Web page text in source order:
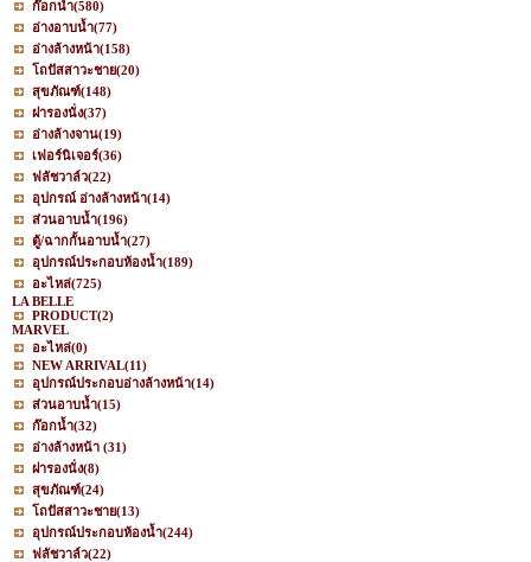
ก๊อกน้ำ(580)
อ่างอาบน้ำ(77)
อ่างล้างหน้า(158)
โถปัสสาวะชาย(20)
สุขภัณฑ์(148)
ฝารองนั่ง(37)
อ่างล้างจาน(19)
เฟอร์นิเจอร์(36)
ฟลัชวาล์ว(22)
อุปกรณ์ อ่างล้างหน้า(14)
ส่วนอาบน้ำ(196)
ตู้/ฉากกั้นอาบน้ำ(27)
อุปกรณ์ประกอบห้องน้ำ(189)
อะไหล่(725)
LA BELLE
PRODUCT(2)
MARVEL
อะไหล่(0)
NEW ARRIVAL(11)
อุปกรณ์ประกอบอ่างล้างหน้า(14)
ส่วนอาบน้ำ(15)
ก๊อกน้ำ(32)
อ่างล้างหน้า (31)
ฝารองนั่ง(8)
สุขภัณฑ์(24)
โถปัสสาวะชาย(13)
อุปกรณ์ประกอบห้องน้ำ(244)
ฟลัชวาล์ว(22)